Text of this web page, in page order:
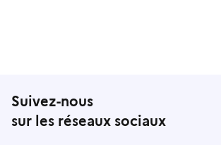
Suivez-nous
sur les réseaux sociaux